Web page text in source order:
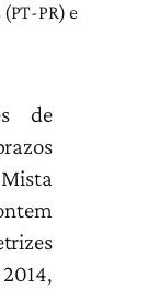
PR) e
de